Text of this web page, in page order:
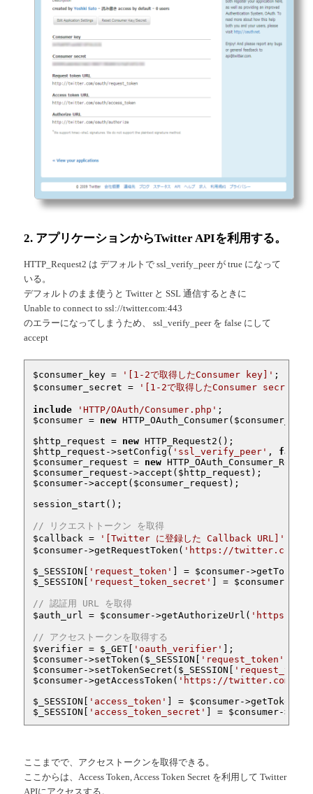
2. アプリケーションからTwitter APIを利用する。
HTTP_Request2 は デフォルトで ssl_verify_peer が true になって
いる。
デフォルトのまま使うと Twitter と SSL 通信するときに
Unable to connect to ssl://twitter.com:443
のエラーになってしまうため、 ssl_verify_peer を false にして
accept
$consumer_key = '[1-2で取得したConsumer key]'
$consumer_secret = '[1-2で取得したConsumer secret]'
include 'HTTP/OAuth/Consumer.php'
$consumer = new HTTP_OAuth_Consumer( $consumer_key
$http_request = new
$http_request ->setConfig( 'ssl_verify_peer' , false
$consumer_request = new
$consumer_request ->accept( $http_request
$consumer->accept( $consumer_request );
session_start();
// リクエストトークン を取得
$callback = '[Twitter に登録した Callback URL]'
$consumer->getRequestToken( 'https://twitter.com/
$_SESSION
'request_token' ] = $consumer
$_SESSION
'request_token_secret' ] = $consumer-
// 認証用 URL を取得
$auth_url
= $consumer->getAuthorizeUrl( 'https://
// アクセストークンを取得する
$verifier = $_GET[ 'oauth_verifier'
$consumer->setToken( $_SESSION 'request_token'
$consumer->setTokenSecret( $_SESSION
$consumer->getAccessToken( 'https://twitter.com/
$_SESSION
'access_token' ] = $consumer
$_SESSION
'access_token_secret' ] = $consumer-
ここまでで、アクセストークンを取得できる。
ここからは、Access Token, Access Token Secret を利用して Twitter
APIにアクセスする。